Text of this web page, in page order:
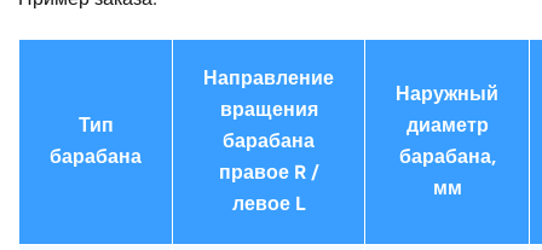
Тип
барабана
Направление
вращения
барабана
правое R /
левое L
Наружный
диаметр
барабана,
мм